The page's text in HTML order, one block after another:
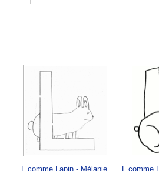
L comme Lapin - Mélanie,
L comme